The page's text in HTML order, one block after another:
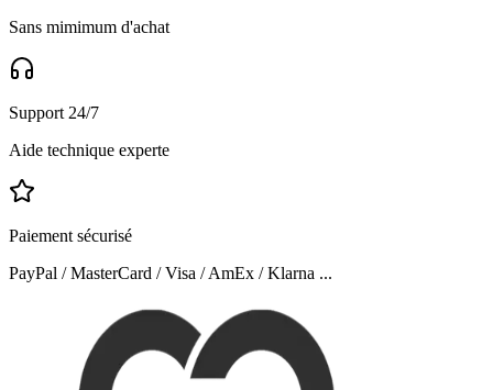
Sans mimimum d'achat
Support 24/7
Aide technique experte
Paiement sécurisé
PayPal / MasterCard / Visa / AmEx / Klarna ...